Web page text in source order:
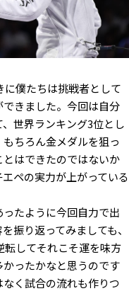
僕たちは挑戦者として
きました。今回は自分
世界ランキング3位とし
ちろん金メダルを狙っ
はできたのではないか
ペの実力が上がっている
たように今回自力で出
振り返ってみましても、
転してそれこそ運を味方
ったかなと思うのです
く試合の流れも作りつ